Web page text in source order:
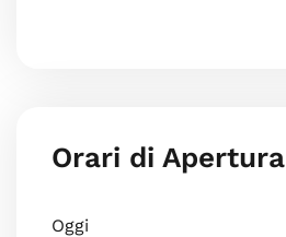
Orari di Apertura
Oggi